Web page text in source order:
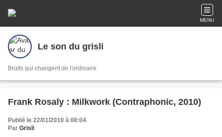
MENU
Le son du grisli
Bruits qui changent de l'ordinaire
Frank Rosaly : Milkwork (Contraphonic, 2010)
Publié le 22/01/2010 à 08:04
Par Grisli